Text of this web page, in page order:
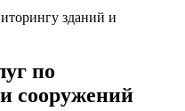
по
сооружений